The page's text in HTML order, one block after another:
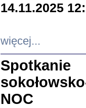
14.11.2025
więcej...
NOC